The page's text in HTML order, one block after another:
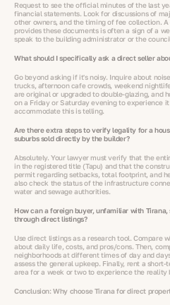
Request to see the official minutes of the last
financial statements. Look for discussions of
other owners, and the timing of fee collection.
provides these documents is often a sign of a
speak to the building administrator or the
What should I specifically ask a direct seller
Go beyond asking if it's noisy. Inquire about
trucks, afternoon cafe crowds, weekend
are original or upgraded to double-glazing, and
on a Friday or Saturday evening to experience
accommodate this is telling.
Are there extra steps to verify legality for a
suburbs sold directly by the builder?
Absolutely. Your lawyer must verify that the
in the registered title (Tapu) and that the
permit regarding setbacks, total footprint, and
also check the status of the infrastructure
water and sewage authorities.
How can a foreign buyer, unfamiliar with
through direct listings?
Use direct listings as a research tool. Compare
about daily life, costs, and pros/cons. Then,
neighborhoods at different times of day and
assess the general upkeep. Finally, rent a
area for a week or two to experience the
Conclusion: Why choose Tirana for direct